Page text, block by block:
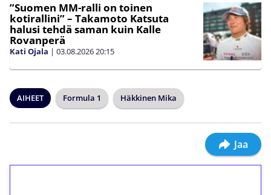
”Suomen MM-ralli on toinen
kotirallini” – Takamoto Katsuta
halusi tehdä saman kuin Kalle
Rovanperä
Kati Ojala | 03.08.202620:15
AIHEET Formula 1 Häkkinen Mika
Jaa